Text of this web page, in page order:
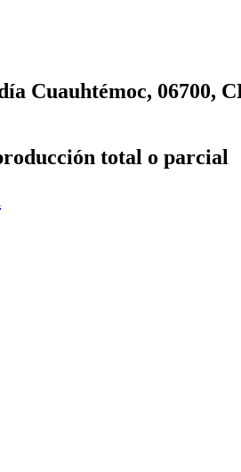
Cuauhtémoc, 06700,
total o parcial